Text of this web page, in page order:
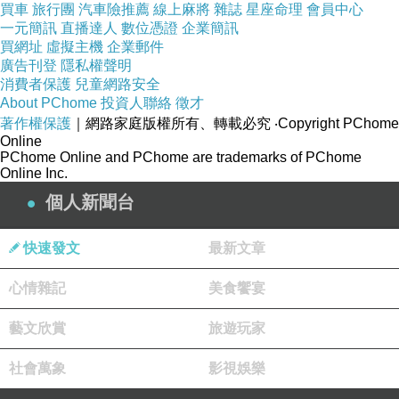
買車 旅行團 汽車險推薦 線上麻將 雜誌 星座命理 會員中心
一元簡訊 直播達人 數位憑證 企業簡訊
買網址 虛擬主機 企業郵件
廣告刊登 隱私權聲明
消費者保護 兒童網路安全
About PChome 投資人聯絡 徵才
著作權保護 ｜網路家庭版權所有、轉載必究 ‧Copyright PChome
Online
PChome Online and PChome are trademarks of PChome
Online Inc.
個人新聞台
快速發文 最新文章
心情雜記 美食饗宴
藝文欣賞 旅遊玩家
社會萬象 影視娛樂